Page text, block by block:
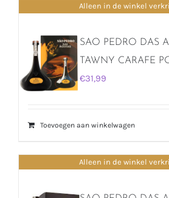
Alleen in de winkel
SAO PEDRO DAS
TAWNY CARAFE
€31,99
Toevoegen aan winkelwagen
Alleen in de winkel